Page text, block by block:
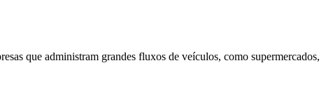
que administram grandes fluxos de veículos, como supermercados,